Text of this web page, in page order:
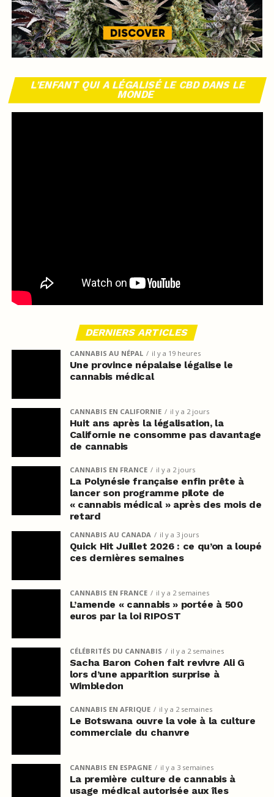
L’ENFANT QUI A LÉGALISÉ LE CBD DANS LE
MONDE
DERNIERS ARTICLES
CANNABIS AU NÉPAL il y a 19 heures
Une province népalaise légalise le
cannabis médical
CANNABIS EN CALIFORNIE il y a 2 jours
Huit ans après la légalisation, la
Californie ne consomme pas davantage
de cannabis
CANNABIS EN FRANCE il y a 2 jours
La Polynésie française enfin prête à
lancer son programme pilote de
« cannabis médical » après des mois de
retard
CANNABIS AU CANADA il y a 3 jours
Quick Hit Juillet 2026 : ce qu’on a loupé
ces dernières semaines
CANNABIS EN FRANCE il y a 2 semaines
L’amende « cannabis » portée à 500
euros par la loi RIPOST
CÉLÉBRITÉS DU CANNABIS il y a 2 semaines
Sacha Baron Cohen fait revivre Ali G
lors d’une apparition surprise à
Wimbledon
CANNABIS EN AFRIQUE il y a 2 semaines
Le Botswana ouvre la voie à la culture
commerciale du chanvre
CANNABIS EN ESPAGNE il y a 3 semaines
La première culture de cannabis à
usage médical autorisée aux îles